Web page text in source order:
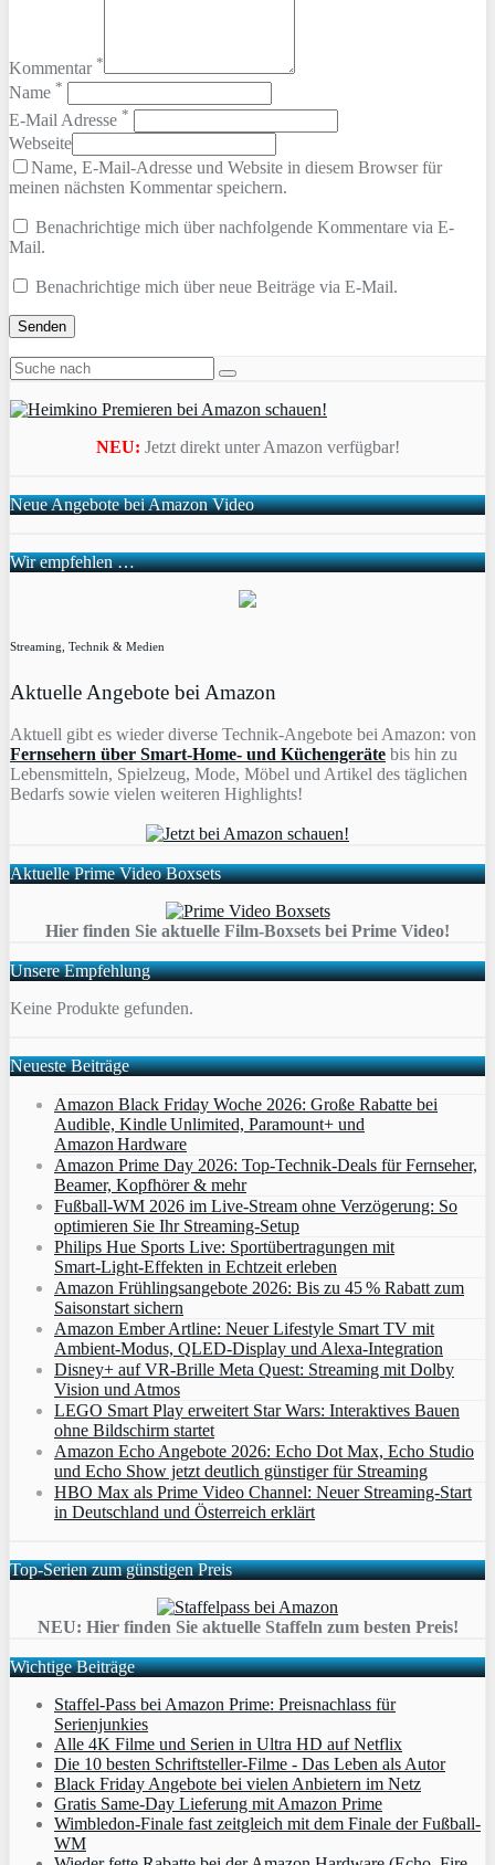
Kommentar *
Name *
E-Mail Adresse *
Webseite
Name, E-Mail-Adresse und Website in diesem Browser für
meinen nächsten Kommentar speichern.
Benachrichtige mich über nachfolgende Kommentare via E-
Mail.
Benachrichtige mich über neue Beiträge via E-Mail.
NEU: Jetzt direkt unter Amazon verfügbar!
Neue Angebote bei Amazon Video
Wir empfehlen …
Streaming, Technik & Medien
Aktuelle Angebote bei Amazon
Aktuell gibt es wieder diverse Technik-Angebote bei Amazon: von
Fernsehern über Smart-Home- und Küchengeräte bis hin zu
Lebensmitteln, Spielzeug, Mode, Möbel und Artikel des täglichen
Bedarfs sowie vielen weiteren Highlights!
Aktuelle Prime Video Boxsets
Hier finden Sie aktuelle Film-Boxsets bei Prime Video!
Unsere Empfehlung
Keine Produkte gefunden.
Neueste Beiträge
Amazon Black Friday Woche 2026: Große Rabatte bei
Audible, Kindle Unlimited, Paramount+ und
Amazon Hardware
Amazon Prime Day 2026: Top-Technik-Deals für Fernseher,
Beamer, Kopfhörer & mehr
Fußball-WM 2026 im Live-Stream ohne Verzögerung: So
optimieren Sie Ihr Streaming-Setup
Philips Hue Sports Live: Sportübertragungen mit
Smart‑Light‑Effekten in Echtzeit erleben
Amazon Frühlingsangebote 2026: Bis zu 45 % Rabatt zum
Saisonstart sichern
Amazon Ember Artline: Neuer Lifestyle Smart TV mit
Ambient‑Modus, QLED‑Display und Alexa‑Integration
Disney+ auf VR-Brille Meta Quest: Streaming mit Dolby
Vision und Atmos
LEGO Smart Play erweitert Star Wars: Interaktives Bauen
ohne Bildschirm startet
Amazon Echo Angebote 2026: Echo Dot Max, Echo Studio
und Echo Show jetzt deutlich günstiger für Streaming
HBO Max als Prime Video Channel: Neuer Streaming‑Start
in Deutschland und Österreich erklärt
Top-Serien zum günstigen Preis
NEU: Hier finden Sie aktuelle Staffeln zum besten Preis!
Wichtige Beiträge
Staffel-Pass bei Amazon Prime: Preisnachlass für
Serienjunkies
Alle 4K Filme und Serien in Ultra HD auf Netflix
Die 10 besten Schriftsteller-Filme - Das Leben als Autor
Black Friday Angebote bei vielen Anbietern im Netz
Gratis Same-Day Lieferung mit Amazon Prime
Wimbledon-Finale fast zeitgleich mit dem Finale der Fußball-
WM